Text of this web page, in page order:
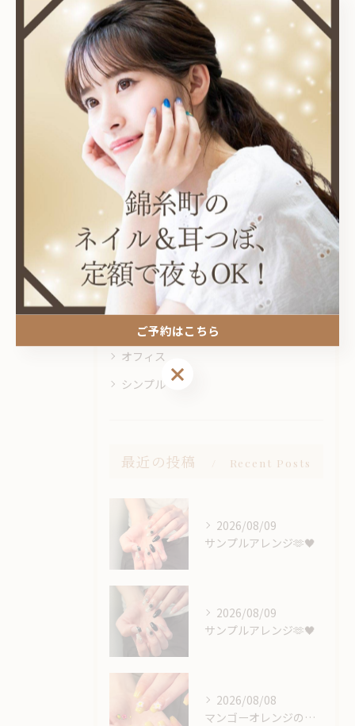
< 前のページ 一覧に戻る 次のページ >
関連タグ
#錦糸町
カテゴリー Categories
全てのカテゴリー
耳つぼ
プライベートサロン
ニュアンス
オフィス
シンプル
最近の投稿 Recent Posts
2026/08/09
サンプルアレンジ🫶🖤
2026/08/09
サンプルアレンジ🫶🖤
2026/08/08
マンゴーオレンジのようなカラー🥭‪🧡‬‪
ご予約はこちら
ご予約はこちら